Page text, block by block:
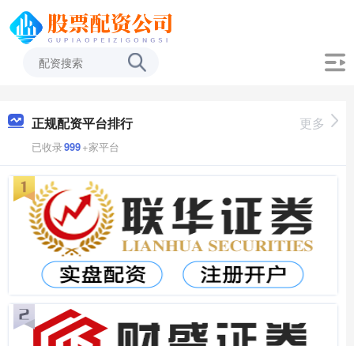
正规配资平台排行
已收录999+家平台
更多